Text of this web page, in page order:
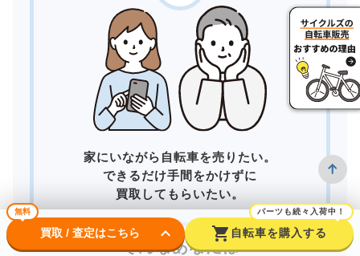
家にいながら自転車を売りたい。
できるだけ手間をかけずに
買取してもらいたい。
そんなあなたは
無料
買取 / 査定はこちら keyboard_arrow_down shopping_cart
パーツも続々入荷中！
自転車を購入する